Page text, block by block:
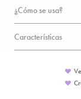
¿Cómo se usa?
Características